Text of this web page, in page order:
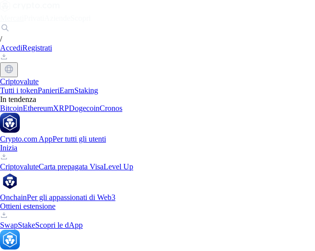
/
AccediRegistrati
Criptovalute
Tutti i tokenPanieriEarnStaking
In tendenza
BitcoinEthereumXRPDogecoinCronos
Crypto.com AppPer tutti gli utenti
Inizia
CriptovaluteCarta prepagata VisaLevel Up
OnchainPer gli appassionati di Web3
Ottieni estensione
SwapStakeScopri le dApp